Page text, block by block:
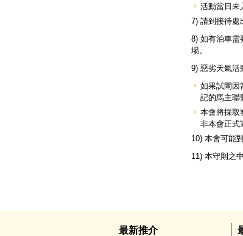
活動當日未
7) 請到接待處
8) 如有泊車需
場。
9) 惡劣天氣活
如果試閘因
記的馬主聯
本會將採取
非本會正式
10) 本會可能
11) 本守則之
最新推介